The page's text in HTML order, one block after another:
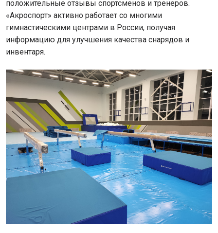
положительные отзывы спортсменов и тренеров.
«Акроспорт» активно работает со многими
гимнастическими центрами в России, получая
информацию для улучшения качества снарядов и
инвентаря.